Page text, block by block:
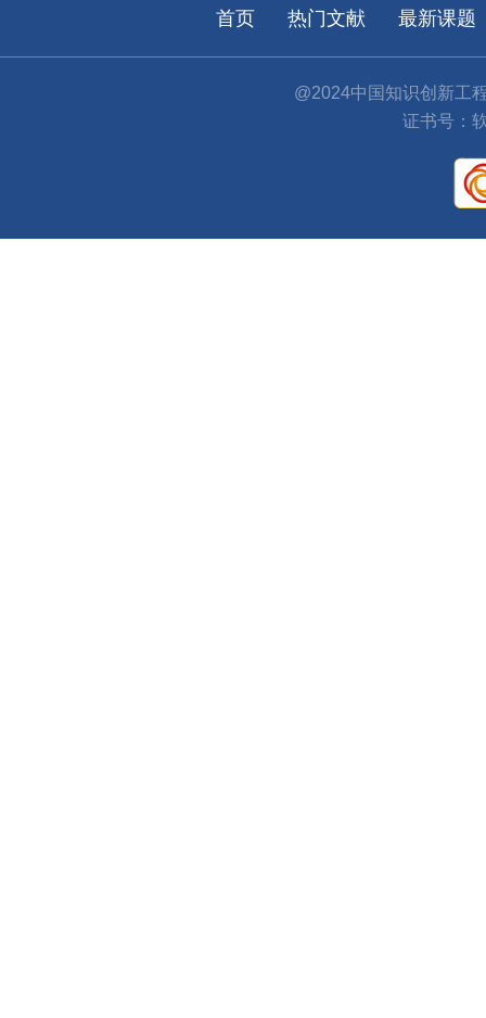
首页 热门文献 最新课题
@2024中国知识创新工
证书号：